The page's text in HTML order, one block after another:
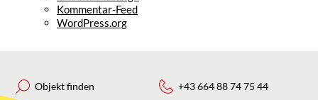
Kommentar-Feed
WordPress.org
Objekt finden +43 664 88 74 75 44